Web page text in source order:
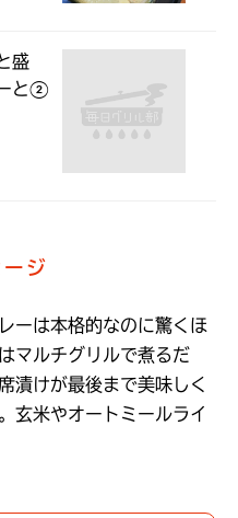
盛
と②
ジ
ーは本格的なのに驚くほ
マルチグリルで煮るだ
漬けが最後まで美味しく
玄米やオートミールライ